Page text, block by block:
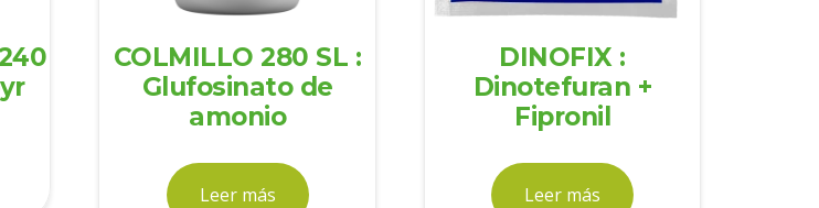
COLMILLO 280 SL :
Glufosinato de
amonio
Leer más
DINOFIX :
Dinotefuran +
Fipronil
Leer más